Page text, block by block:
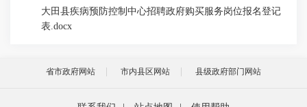
大田县疾病预防控制中心招聘政府购买服务岗位报名登记
表.docx
省市政府网站 市内县区网站 县级政府部门网站